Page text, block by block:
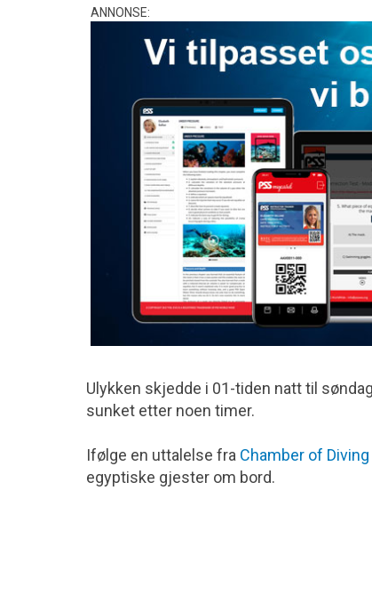
ANNONSE:
Ulykken skjedde i 01-tiden natt til
sunket etter noen timer.
Ifølge en uttalelse fra Chamber of
egyptiske gjester om bord.